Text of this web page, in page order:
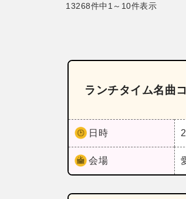
13268件中1～10件表示
ランチタイム名曲
日時
会場